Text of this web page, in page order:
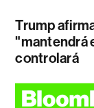
Trump
"mantendrá
controlará